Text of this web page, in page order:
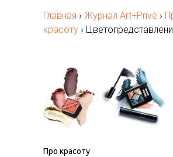
Главная › Журнал Art+Privé ›
красоту ›
Про красоту